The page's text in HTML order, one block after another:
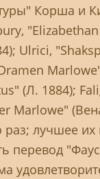
Корша и
Ulrici,
(Л. 1884);
Marlowe"
раз; лучшее
перевод